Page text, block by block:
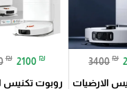
3400 ₪
الارضيات
₪ 2100 ₪
روبوت تكنيس